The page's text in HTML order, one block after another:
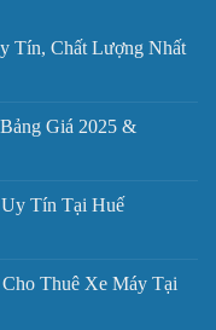
Tín, Chất Lượng Nhất
Giá 2025 &
Tín Tại Huế
Thuê Xe Máy Tại